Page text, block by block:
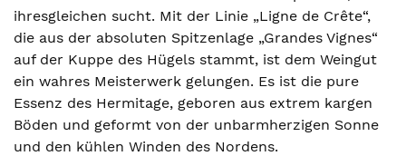
ihresgleichen sucht. Mit der Linie „Ligne de Crête“,
die aus der absoluten Spitzenlage „Grandes Vignes“
auf der Kuppe des Hügels stammt, ist dem Weingut
ein wahres Meisterwerk gelungen. Es ist die pure
Essenz des Hermitage, geboren aus extrem kargen
Böden und geformt von der unbarmherzigen Sonne
und den kühlen Winden des Nordens.